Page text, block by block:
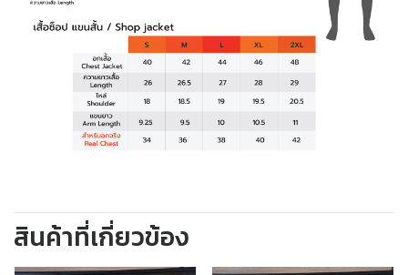
สินค้าที่เกี่ยวข้อง